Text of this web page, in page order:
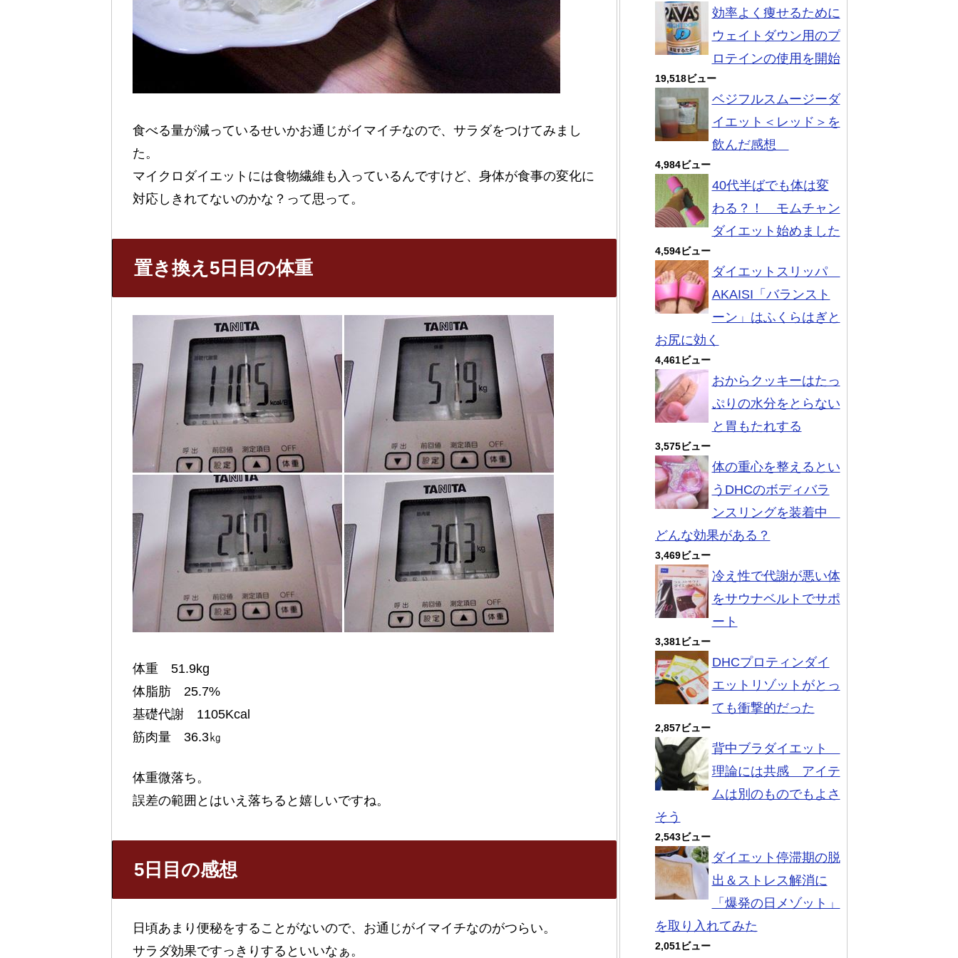
食べる量が減っているせいかお通じがイマイチなので、サラダをつけてみまし
た。
マイクロダイエットには食物繊維も入っているんですけど、身体が食事の変化に
対応しきれてないのかな？って思って。
置き換え5日目の体重
体重 51.9kg
体脂肪 25.7%
基礎代謝 1105Kcal
筋肉量 36.3㎏
体重微落ち。
誤差の範囲とはいえ落ちると嬉しいですね。
5日目の感想
日頃あまり便秘をすることがないので、お通じがイマイチなのがつらい。
サラダ効果ですっきりするといいなぁ。
効率よく痩せるために
ウェイトダウン用のプ
ロテインの使用を開始
19,518ビュー
ベジフルスムージーダ
イエット＜レッド＞を
飲んだ感想
4,984ビュー
40代半ばでも体は変
わる？！ モムチャン
ダイエット始めました
4,594ビュー
ダイエットスリッパ
AKAISI「バランスト
ーン」はふくらはぎと
お尻に効く
4,461ビュー
おからクッキーはたっ
ぷりの水分をとらない
と胃もたれする
3,575ビュー
体の重心を整えるとい
うDHCのボディバラ
ンスリングを装着中
どんな効果がある？
3,469ビュー
冷え性で代謝が悪い体
をサウナベルトでサポ
ート
3,381ビュー
DHCプロティンダイ
エットリゾットがとっ
ても衝撃的だった
2,857ビュー
背中ブラダイエット
理論には共感 アイテ
ムは別のものでもよさ
そう
2,543ビュー
ダイエット停滞期の脱
出＆ストレス解消に
「爆発の日メゾット」
を取り入れてみた
2,051ビュー